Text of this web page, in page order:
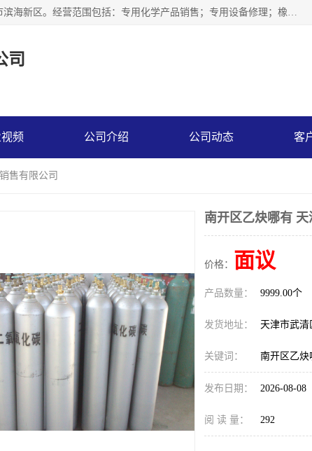
天津永腾气体销售有限公司成立于2020年，注册地位于天津市滨海新区。经营范围包括：专用化学产品销售；专用设备修理；橡胶制品销售；气体压缩机械销售；特种设备销售；仪器仪表销售；机械设备租赁；五金产品批发；食品添加剂销售等，主要供应：氧气、乙炔、氮气、氩气、氢气、氦气、液氨、液氮、一氧化碳、二氧化碳等，各种工业气体，高纯气体，食品级气体。
司
频 公司介绍 公司动态 客
售有限公司
南开区乙炔哪有
价格： 面议
产品数量： 9999.00个
发货地址： 天津市武清
关键词： 南开区乙炔
发布日期： 2026-08-08
阅 读 量： 292